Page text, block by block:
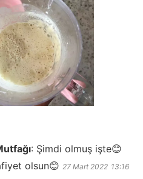
: Şimdi olmuş işte😊
olsun😊 27 Mart 2022 13:16